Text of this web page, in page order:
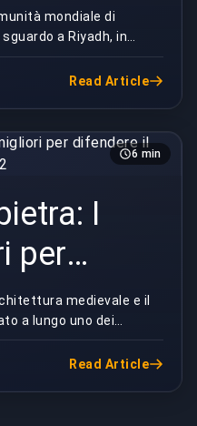
Una
tattica a
mondiale di
a Riyadh, in
gioco si scontrerà ...
Read Article
6 min
I
per
2
medievale e il
a lungo uno dei
di Counter-Stri...
Read Article